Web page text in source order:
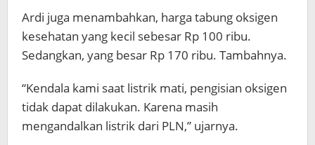
Ardi juga menambahkan, harga tabung oksigen
kesehatan yang kecil sebesar Rp 100 ribu.
Sedangkan, yang besar Rp 170 ribu. Tambahnya.
“Kendala kami saat listrik mati, pengisian oksigen
tidak dapat dilakukan. Karena masih
mengandalkan listrik dari PLN,” ujarnya.